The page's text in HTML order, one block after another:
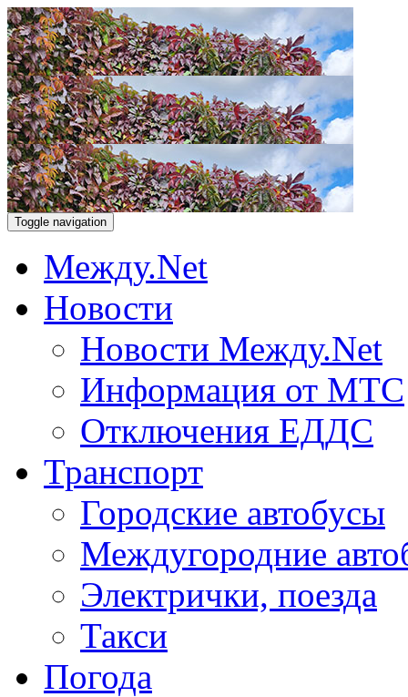
Toggle navigation
Между.Net
Новости
Новости Между.Net
Информация от МТС
Отключения ЕДДС
Транспорт
Городские автобусы
Междугородние
Электрички, поезда
Такси
Погода